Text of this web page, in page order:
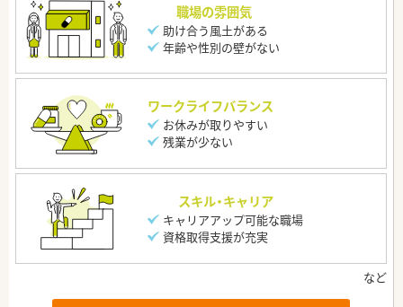
職場の雰囲気
助け合う風土がある
年齢や性別の壁がない
ワークライフバランス
お休みが取りやすい
残業が少ない
スキル・キャリア
キャリアアップ可能な職場
資格取得支援が充実